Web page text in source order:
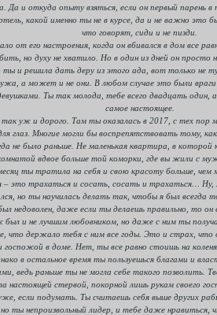
Да и откуда опыту взяться, если он первый
какой именно ты не в курсе, да и не важно это
что говорят, сиди и не пизди.
от его настроения, когда он вбивался в дом все
но духу не хватило. Но в один из дней он просто
и решила дать деру из этого ада, вот только не
а может и не они. В любом случае это были
Ты так молода, тебе всего двадцать один,
самое настоящее.
уж и дорого. Там ты оказалась в 2017, с тех пор
глаз. Многие могли бы воспрепятствовать тому,
не было раньше. Не маленькая квартира, в которой
вдвое больше той коморки, где вы жили с
ты тратила на себя и свою красоту больше,
– это трахаться и сосать, сосать и трахаться…
но ты научилась делать так, чтобы я был всегда
недоволен, даже если ты делаешь правильно, то он
и не лучшим любовником, но даже с ним ты
что держало тебя с ним все годы. Это и страх, что
госпожой в доме. Нет, ты все равно стоишь на
в остальное время ты пользуешься благами и
ведь раньше ты не могла себе такого
настоящей стервой, покорной лишь рукам своего
если подумать. Ты считаешь себя выше других
ты непроизвольный лидер, и тебе даже нравиться,